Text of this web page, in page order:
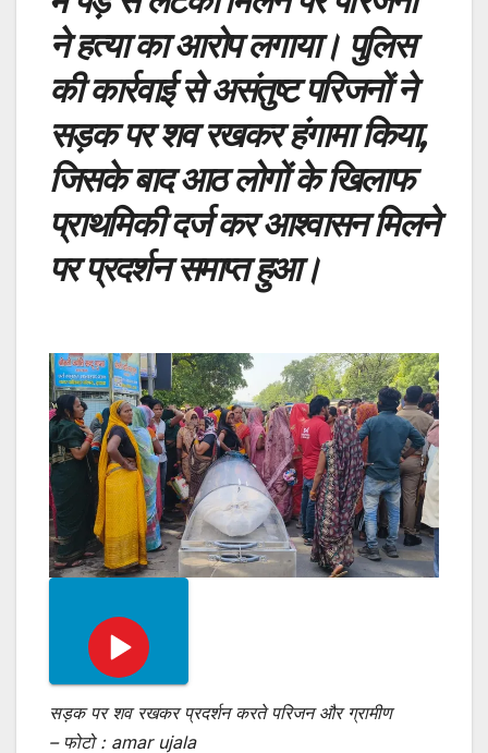
ने हत्या का आरोप लगाया। पुलिस
की कार्रवाई से असंतुष्ट परिजनों ने
सड़क पर शव रखकर हंगामा किया,
जिसके बाद आठ लोगों के खिलाफ
प्राथमिकी दर्ज कर आश्वासन मिलने
पर प्रदर्शन समाप्त हुआ।
सड़क पर शव रखकर प्रदर्शन करते परिजन और ग्रामीण
– फोटो : amar ujala